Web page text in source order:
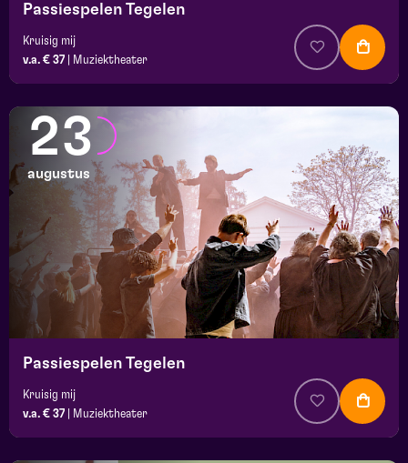
Passiespelen Tegelen
Kruisig mij
v.a. € 37
Muziektheater
23
augustus
Passiespelen Tegelen
Kruisig mij
v.a. € 37
Muziektheater